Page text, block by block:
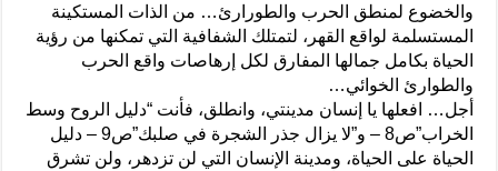
والخضوع لمنطق الحرب والطورارئ… من الذات المستكينة
المستسلمة لواقع القهر، لتمتلك الشفافية التي تمكنها من رؤية
الحياة بكامل جمالها المفارق لكل إرهاصات واقع الحرب
والطوارئ الخوائي…
أجل… افعلها يا إنسان مدينتي، وانطلق، فأنت “دليل الروح وسط
الخراب”ص8 – و”لا يزال جذر الشجرة في صلبك”ص9 – دليل
الحياة على الحياة، ومدينة الإنسان التي لن تزدهر، ولن تشرق